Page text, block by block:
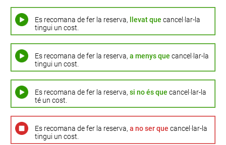
Es recomana de fer la reserva, llevat que cancel·lar-la
tingui un cost.
Es recomana de fer la reserva,a menys que cancel·lar-la
tingui un cost.
Es recomana de fer la reserva,si no és que cancel·lar-la
té un cost.
Es recomana de fer la reserva,a no ser que cancel·lar-la
tingui un cost.